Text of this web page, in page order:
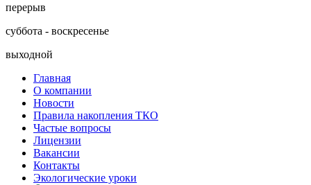
перерыв
суббота - воскресенье
выходной
Главная
О компании
Новости
Правила накопления ТКО
Частые вопросы
Лицензии
Вакансии
Контакты
Экологические уроки